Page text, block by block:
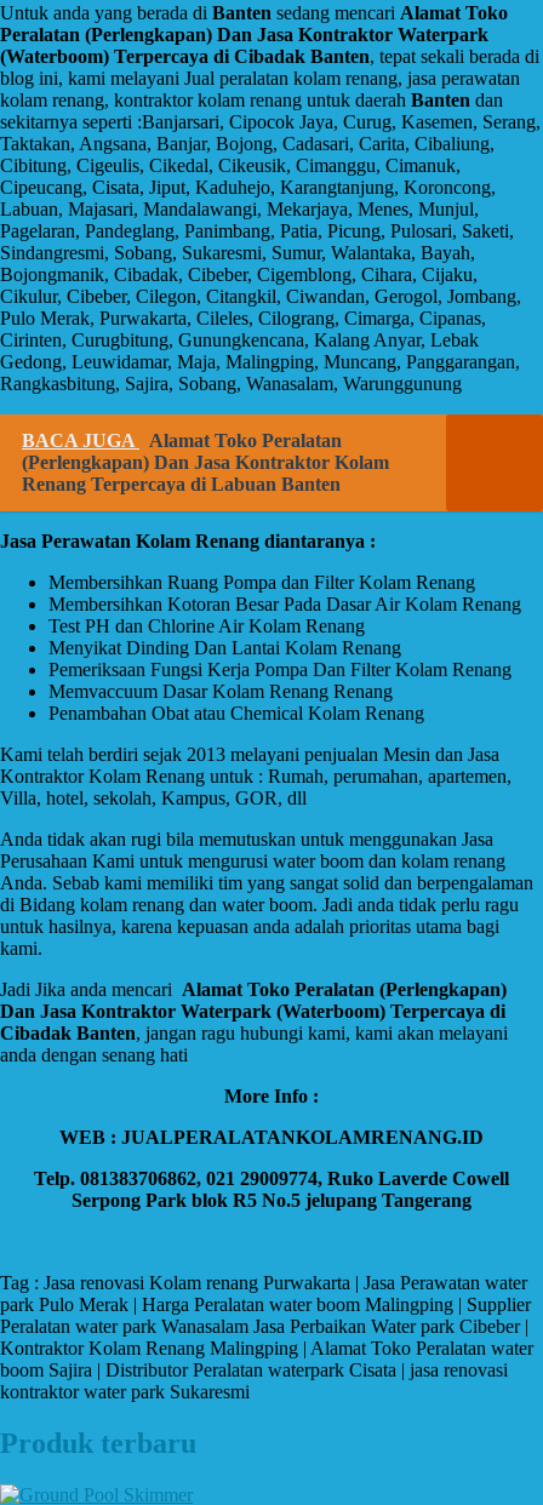
Untuk anda yang berada di Banten sedang mencari Alamat Toko
Peralatan (Perlengkapan) Dan Jasa Kontraktor Waterpark
(Waterboom) Terpercaya di Cibadak Banten, tepat sekali berada di
blog ini, kami melayani Jual peralatan kolam renang, jasa perawatan
kolam renang, kontraktor kolam renang untuk daerah Banten dan
sekitarnya seperti :Banjarsari, Cipocok Jaya, Curug, Kasemen, Serang,
Taktakan, Angsana, Banjar, Bojong, Cadasari, Carita, Cibaliung,
Cibitung, Cigeulis, Cikedal, Cikeusik, Cimanggu, Cimanuk,
Cipeucang, Cisata, Jiput, Kaduhejo, Karangtanjung, Koroncong,
Labuan, Majasari, Mandalawangi, Mekarjaya, Menes, Munjul,
Pagelaran, Pandeglang, Panimbang, Patia, Picung, Pulosari, Saketi,
Sindangresmi, Sobang, Sukaresmi, Sumur, Walantaka, Bayah,
Bojongmanik, Cibadak, Cibeber, Cigemblong, Cihara, Cijaku,
Cikulur, Cibeber, Cilegon, Citangkil, Ciwandan, Gerogol, Jombang,
Pulo Merak, Purwakarta, Cileles, Cilograng, Cimarga, Cipanas,
Cirinten, Curugbitung, Gunungkencana, Kalang Anyar, Lebak
Gedong, Leuwidamar, Maja, Malingping, Muncang, Panggarangan,
Rangkasbitung, Sajira, Sobang, Wanasalam, Warunggunung
BACA JUGA
Alamat Toko Peralatan
(Perlengkapan) Dan Jasa Kontraktor Kolam
Renang Terpercaya di Labuan Banten
Jasa Perawatan Kolam Renang diantaranya :
Membersihkan Ruang Pompa dan Filter Kolam Renang
Membersihkan Kotoran Besar Pada Dasar Air Kolam Renang
Test PH dan Chlorine Air Kolam Renang
Menyikat Dinding Dan Lantai Kolam Renang
Pemeriksaan Fungsi Kerja Pompa Dan Filter Kolam Renang
Memvaccuum Dasar Kolam Renang Renang
Penambahan Obat atau Chemical Kolam Renang
Kami telah berdiri sejak 2013 melayani penjualan Mesin dan Jasa
Kontraktor Kolam Renang untuk : Rumah, perumahan, apartemen,
Villa, hotel, sekolah, Kampus, GOR, dll
Anda tidak akan rugi bila memutuskan untuk menggunakan Jasa
Perusahaan Kami untuk mengurusi water boom dan kolam renang
Anda. Sebab kami memiliki tim yang sangat solid dan berpengalaman
di Bidang kolam renang dan water boom. Jadi anda tidak perlu ragu
untuk hasilnya, karena kepuasan anda adalah prioritas utama bagi
kami.
Jadi Jika anda mencari Alamat Toko Peralatan (Perlengkapan)
Dan Jasa Kontraktor Waterpark (Waterboom) Terpercaya di
Cibadak Banten, jangan ragu hubungi kami, kami akan melayani
anda dengan senang hati
More Info :
WEB : JUALPERALATANKOLAMRENANG.ID
Telp. 081383706862, 021 29009774, Ruko Laverde Cowell
Serpong Park blok R5 No.5 jelupang Tangerang
Tag : Jasa renovasi Kolam renang Purwakarta | Jasa Perawatan water
park Pulo Merak | Harga Peralatan water boom Malingping | Supplier
Peralatan water park Wanasalam Jasa Perbaikan Water park Cibeber |
Kontraktor Kolam Renang Malingping | Alamat Toko Peralatan water
boom Sajira | Distributor Peralatan waterpark Cisata | jasa renovasi
kontraktor water park Sukaresmi
Produk terbaru